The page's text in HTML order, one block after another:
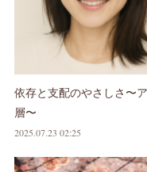
依存と支配のやさしさ〜
層〜
2025.07.23 02:25